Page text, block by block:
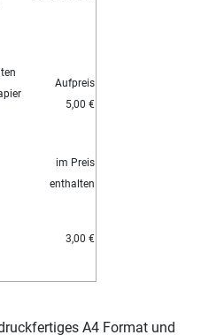
Aufpreis
5,00 €
im Preis
enthalten
3,00 €
A4 Format und